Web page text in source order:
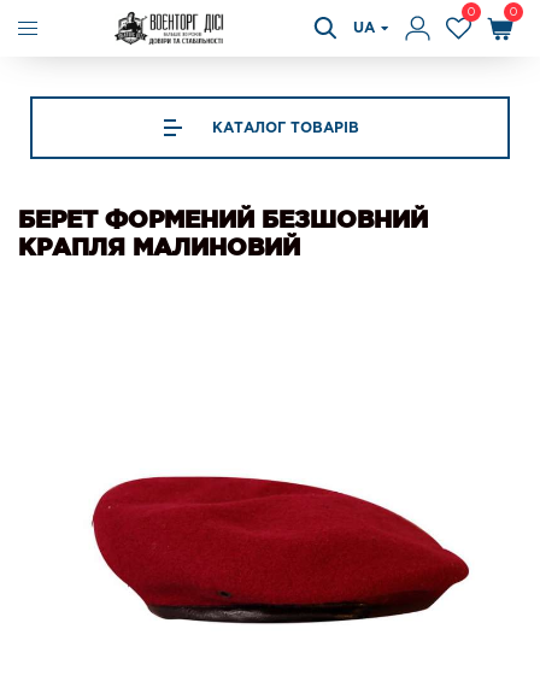
UA
0 0
КАТАЛОГ ТОВАРІВ
БЕРЕТ ФОРМЕНИЙ БЕЗШОВНИЙ
КРАПЛЯ МАЛИНОВИЙ